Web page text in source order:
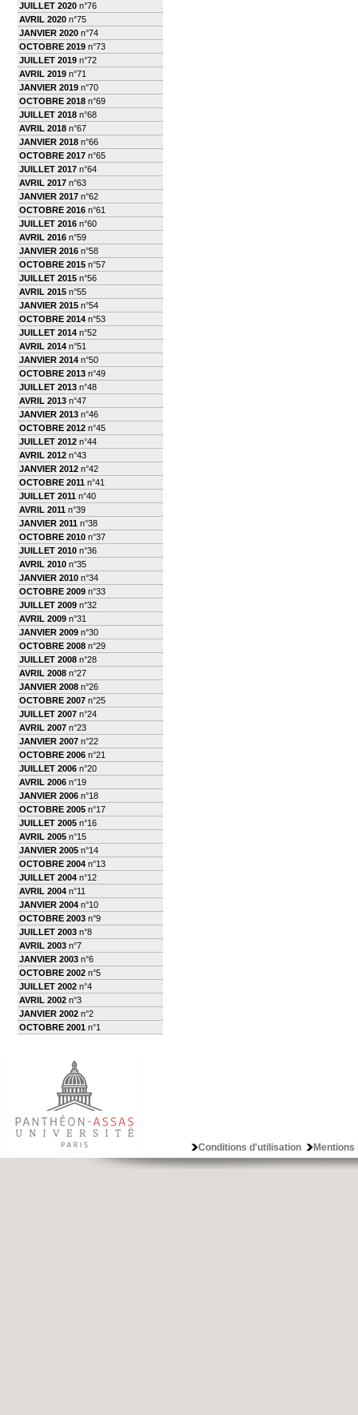
JUILLET 2020 n°76
AVRIL 2020 n°75
JANVIER 2020 n°74
OCTOBRE 2019 n°73
JUILLET 2019 n°72
AVRIL 2019 n°71
JANVIER 2019 n°70
OCTOBRE 2018 n°69
JUILLET 2018 n°68
AVRIL 2018 n°67
JANVIER 2018 n°66
OCTOBRE 2017 n°65
JUILLET 2017 n°64
AVRIL 2017 n°63
JANVIER 2017 n°62
OCTOBRE 2016 n°61
JUILLET 2016 n°60
AVRIL 2016 n°59
JANVIER 2016 n°58
OCTOBRE 2015 n°57
JUILLET 2015 n°56
AVRIL 2015 n°55
JANVIER 2015 n°54
OCTOBRE 2014 n°53
JUILLET 2014 n°52
AVRIL 2014 n°51
JANVIER 2014 n°50
OCTOBRE 2013 n°49
JUILLET 2013 n°48
AVRIL 2013 n°47
JANVIER 2013 n°46
OCTOBRE 2012 n°45
JUILLET 2012 n°44
AVRIL 2012 n°43
JANVIER 2012 n°42
OCTOBRE 2011 n°41
JUILLET 2011 n°40
AVRIL 2011 n°39
JANVIER 2011 n°38
OCTOBRE 2010 n°37
JUILLET 2010 n°36
AVRIL 2010 n°35
JANVIER 2010 n°34
OCTOBRE 2009 n°33
JUILLET 2009 n°32
AVRIL 2009 n°31
JANVIER 2009 n°30
OCTOBRE 2008 n°29
JUILLET 2008 n°28
AVRIL 2008 n°27
JANVIER 2008 n°26
OCTOBRE 2007 n°25
JUILLET 2007 n°24
AVRIL 2007 n°23
JANVIER 2007 n°22
OCTOBRE 2006 n°21
JUILLET 2006 n°20
AVRIL 2006 n°19
JANVIER 2006 n°18
OCTOBRE 2005 n°17
JUILLET 2005 n°16
AVRIL 2005 n°15
JANVIER 2005 n°14
OCTOBRE 2004 n°13
JUILLET 2004 n°12
AVRIL 2004 n°11
JANVIER 2004 n°10
OCTOBRE 2003 n°9
JUILLET 2003 n°8
AVRIL 2003 n°7
JANVIER 2003 n°6
OCTOBRE 2002 n°5
JUILLET 2002 n°4
AVRIL 2002 n°3
JANVIER 2002 n°2
OCTOBRE 2001 n°1
Conditions d'utilisation Mentions